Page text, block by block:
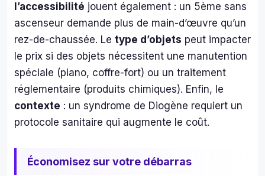
l’accessibilité jouent également : un 5ème sans
ascenseur demande plus de main-d’œuvre qu’un
rez-de-chaussée. Le type d’objets peut impacter
le prix si des objets nécessitent une manutention
spéciale (piano, coffre-fort) ou un traitement
réglementaire (produits chimiques). Enfin, le
contexte : un syndrome de Diogène requiert un
protocole sanitaire qui augmente le coût.
Économisez sur votre débarras